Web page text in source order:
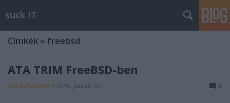
suck IT
Címkék » freebsd
ATA TRIM FreeBSD-ben
blackshepherd • 2010. január 07. 0